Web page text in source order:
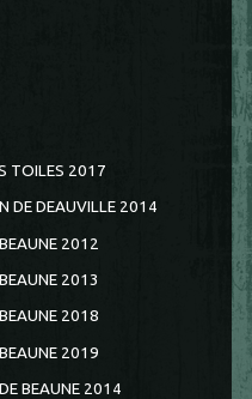
TOILES 2017
DE DEAUVILLE 2014
2012
2013
2018
2019
BEAUNE 2014